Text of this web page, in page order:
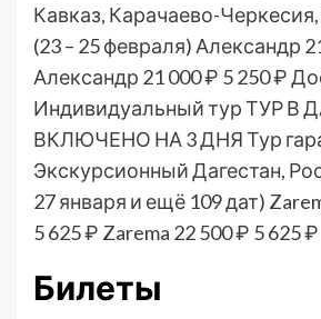
Кавказ, Карачаево-
(23 – 25 февраля) Александр
Александр 21 000 ₽ 5 250 ₽
Индивидуальный турТУР В
ВКЛЮЧЕНО НА 3 ДНЯ Тур
Экскурсионный Дагестан,
27 января и ещё 109 дат)
5 625 ₽ Zarema 22 500 ₽ 5 625 ₽
Билеты